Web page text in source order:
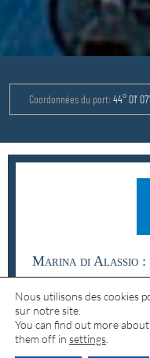
Coordonnées du port: 44° 01′
Marina di Alassio
de plaisance
Nous utilisons des cookies
sur notre site.
You can find out more
them off in settings